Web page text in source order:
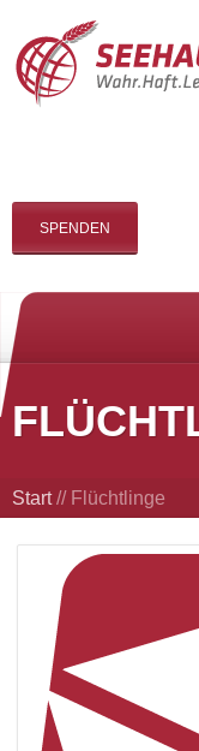
SPENDEN
Start// Flüchtlinge